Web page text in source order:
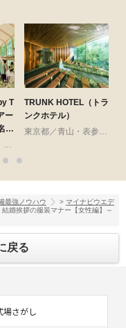
T
ー
古
TRUNK HOTEL（トラ
ンクホテル）
最強ノウハウ > マイナビウエデ
結婚挨拶の服装マナー【女性編】～
戻る
場さがし